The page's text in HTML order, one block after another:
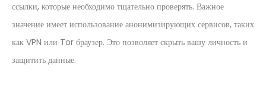
ссылки, которые необходимо тщательно проверять. Важное
значение имеет использование анонимизирующих сервисов, таких
как VPN или Tor браузер. Это позволяет скрыть вашу личность и
защитить данные.